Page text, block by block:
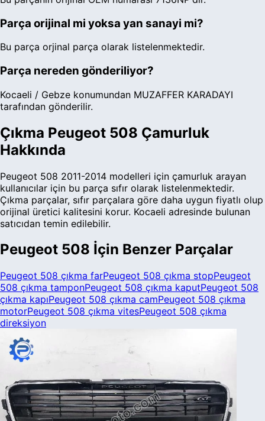
Parça orijinal mi yoksa yan sanayi mi?
Bu parça orjinal parça olarak listelenmektedir.
Parça nereden gönderiliyor?
Kocaeli / Gebze konumundan MUZAFFER KARADAYI
tarafından gönderilir.
Çıkma Peugeot 508 Çamurluk
Hakkında
Peugeot 508 2011-2014 modelleri için çamurluk arayan
kullanıcılar için bu parça sıfır olarak listelenmektedir.
Çıkma parçalar, sıfır parçalara göre daha uygun fiyatlı olup
orijinal üretici kalitesini korur. Kocaeli adresinde bulunan
satıcıdan temin edilebilir.
Peugeot 508 İçin Benzer Parçalar
Peugeot 508 çıkma farPeugeot 508 çıkma stopPeugeot
508 çıkma tamponPeugeot 508 çıkma kaputPeugeot 508
çıkma kapıPeugeot 508 çıkma camPeugeot 508 çıkma
motorPeugeot 508 çıkma vitesPeugeot 508 çıkma
direksiyon